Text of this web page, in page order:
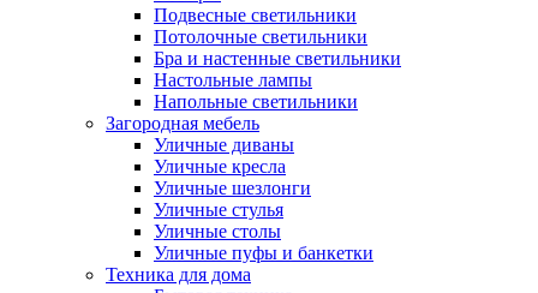
Подвесные светильники
Потолочные светильники
Бра и настенные светильники
Настольные лампы
Напольные светильники
Загородная мебель
Уличные диваны
Уличные кресла
Уличные шезлонги
Уличные стулья
Уличные столы
Уличные пуфы и банкетки
Техника для дома